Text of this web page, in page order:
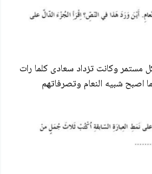
مستمر وكانت تزداد سعادى كلما رات
اصبح شبيه النعام وتصرفاتهم